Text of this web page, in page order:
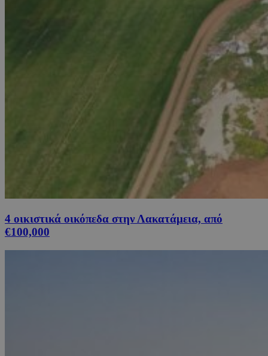
4 οικιστικά οικόπεδα στην Λακατάμεια, από
€100,000